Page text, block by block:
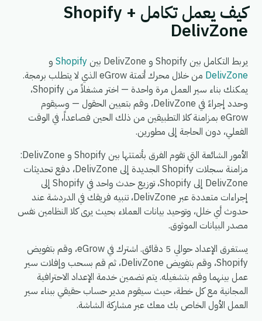
كيف يعمل تكامل Shopify +
DelivZone
يربط التكامل بين Shopify و DelivZone بين Shopify و
DelivZone
من خلال محرك أتمتة eGrow الذي لا يتطلب برمجة.
يمكنك بناء سير العمل مرة واحدة — اختر مشغلاً من Shopify،
وحدد إجراءً في DelivZone، وقم بتعيين الحقول — وسيقوم
eGrow بمزامنة كلا التطبيقين من ذلك الحين فصاعداً، في الوقت
الفعلي، دون الحاجة إلى مطورين.
الأمور الشائعة التي تقوم الفرق بأتمتتها بين Shopify و DelivZone:
مزامنة سجلات Shopify الجديدة إلى DelivZone، دفع تحديثات
DelivZone إلى Shopify، توزيع حدث واحد في Shopify إلى
إجراءات متعددة عبر DelivZone، تنبيه فريقك في الدردشة عند
حدوث أي خلل، وتوحيد بيانات العملاء بحيث يرى كلا النظامين نفس
مصدر البيانات الموثوق.
يستغرق الإعداد حوالي 5 دقائق. اشترك في eGrow، وقم بتفويض
Shopify، وقم بتفويض DelivZone، ثم قم بسحب وإفلات سير
عمل بينهما وقم بتشغيله. يتم تضمين خدمة الإعداد الاحترافية
المجانية مع كل خطة، حيث سيقوم مدير حساب حقيقي ببناء سير
العمل الأول الخاص بك معك عبر مشاركة الشاشة.